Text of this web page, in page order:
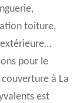
toiture,
pour le
à La
est